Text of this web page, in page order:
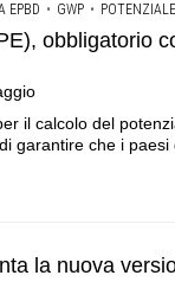
EPBD • GWP •
obbligatorio
il calcolo del
garantire che i
la nuova